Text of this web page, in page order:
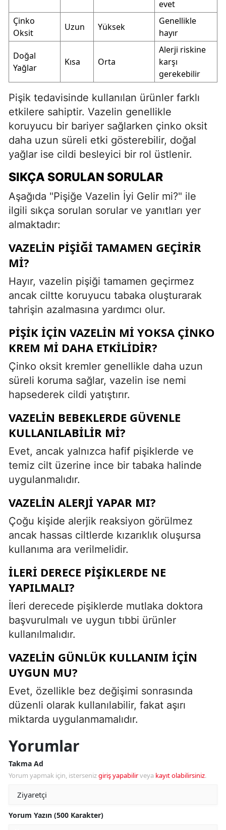
evet
Çinko
Oksit
Uzun Yüksek
Genellikle
hayır
Doğal
Yağlar
Kısa Orta
Alerji riskine
karşı
gerekebilir
Pişik tedavisinde kullanılan ürünler farklı
etkilere sahiptir. Vazelin genellikle
koruyucu bir bariyer sağlarken çinko oksit
daha uzun süreli etki gösterebilir, doğal
yağlar ise cildi besleyici bir rol üstlenir.
SIKÇA SORULAN SORULAR
Aşağıda "Pişiğe Vazelin İyi Gelir mi?" ile
ilgili sıkça sorulan sorular ve yanıtları yer
almaktadır:
VAZELIN PIŞIĞI TAMAMEN GEÇIRIR
MI?
Hayır, vazelin pişiği tamamen geçirmez
ancak ciltte koruyucu tabaka oluşturarak
tahrişin azalmasına yardımcı olur.
PIŞIK IÇIN VAZELIN MI YOKSA ÇINKO
KREM MI DAHA ETKILIDIR?
Çinko oksit kremler genellikle daha uzun
süreli koruma sağlar, vazelin ise nemi
hapsederek cildi yatıştırır.
VAZELIN BEBEKLERDE GÜVENLE
KULLANILABILIR MI?
Evet, ancak yalnızca hafif pişiklerde ve
temiz cilt üzerine ince bir tabaka halinde
uygulanmalıdır.
VAZELIN ALERJI YAPAR MI?
Çoğu kişide alerjik reaksiyon görülmez
ancak hassas ciltlerde kızarıklık oluşursa
kullanıma ara verilmelidir.
İLERI DERECE PIŞIKLERDE NE
YAPILMALI?
İleri derecede pişiklerde mutlaka doktora
başvurulmalı ve uygun tıbbi ürünler
kullanılmalıdır.
VAZELIN GÜNLÜK KULLANIM IÇIN
UYGUN MU?
Evet, özellikle bez değişimi sonrasında
düzenli olarak kullanılabilir, fakat aşırı
miktarda uygulanmamalıdır.
Yorumlar
Takma Ad
Yorum yapmak için, istersenizgiriş yapabilirveya kayıt olabilirsiniz.
Yorum Yazın (500 Karakter)